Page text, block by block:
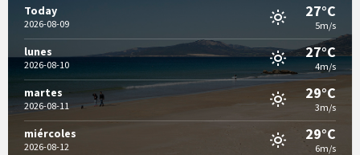
Today
2026-08-09
27°C
5m/s
lunes
2026-08-10
27°C
4m/s
martes
2026-08-11
29°C
3m/s
miércoles
2026-08-12
29°C
6m/s